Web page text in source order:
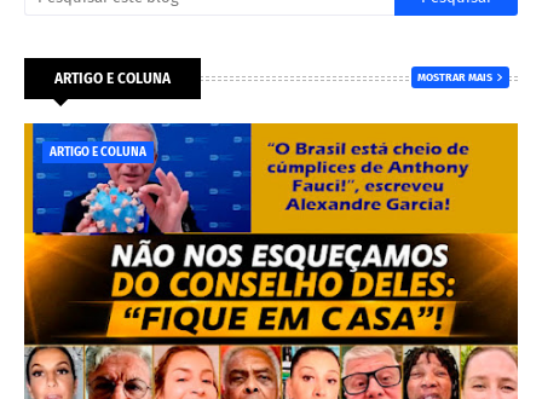
ARTIGO E COLUNA MOSTRAR MAIS
ARTIGO E COLUNA